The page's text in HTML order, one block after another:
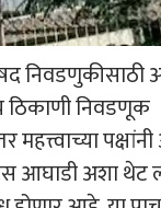
निवडणुकीसाठी
ठिकाणी निवडणूक
आघाडी अशा थेट